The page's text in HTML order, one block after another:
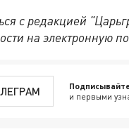
с редакцией
на электронную
и первыми